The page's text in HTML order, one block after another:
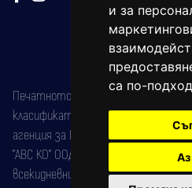
и за
са по-
Печатното издание на вестника е
класификатор на печатните
агенция за ISSN) под номер: ISSN
"АВС КО" ООД е притежател на
всекидневник на югозападна